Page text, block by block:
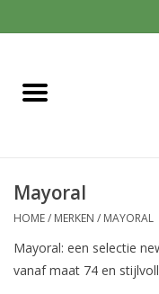
Home
Baby
Jongens
Mayoral
HOME/ MERKEN / MAYORAL
Mayoral: een selectie
vanaf maat 74 en